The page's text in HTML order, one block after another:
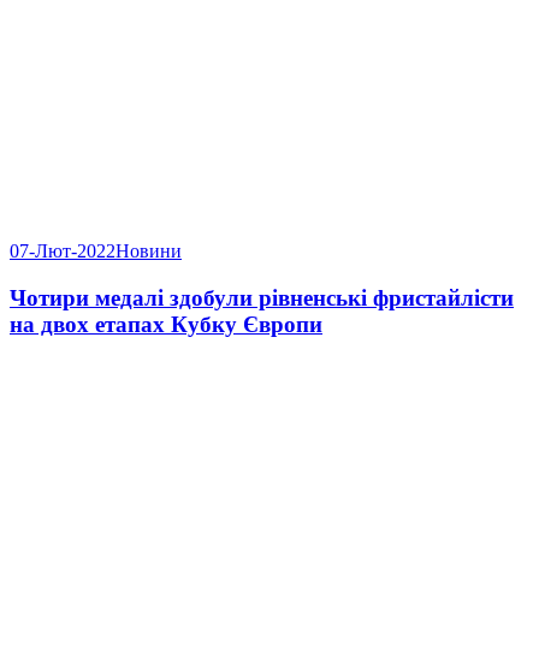
07-Лют-2022Новини
Чотири медалі здобули рівненські фристайлісти
на двох етапах Кубку Європи